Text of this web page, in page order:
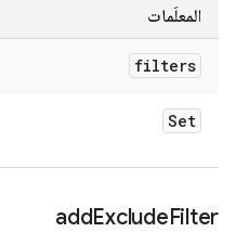
المعلَمات
filters
Set
addExcludeFilter